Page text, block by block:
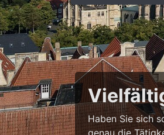
Haben Sie sich